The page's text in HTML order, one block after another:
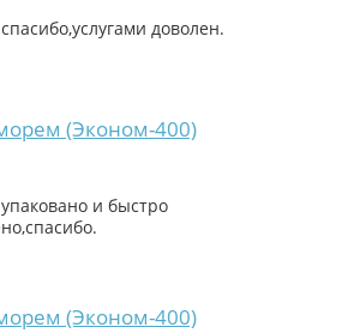
доволен.
(Эконом-400)
и быстро
(Эконом-400)